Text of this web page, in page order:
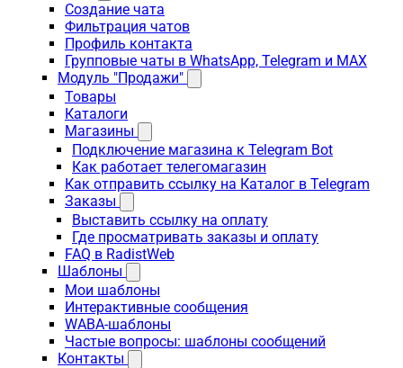
Создание чата
Фильтрация чатов
Профиль контакта
Групповые чаты в WhatsApp, Telegram и MAX
Модуль "Продажи"
Товары
Каталоги
Магазины
Подключение магазина к Telegram Bot
Как работает телегомагазин
Как отправить ссылку на Каталог в Telegram
Заказы
Выставить ссылку на оплату
Где просматривать заказы и оплату
FAQ в RadistWeb
Шаблоны
Мои шаблоны
Интерактивные сообщения
WABA-шаблоны
Частые вопросы: шаблоны сообщений
Контакты